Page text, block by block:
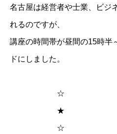
名古屋は経営者や士業、ビジ
れるのですが、
講座の時間帯が昼間の15時半
ドにしました。
☆
★
☆